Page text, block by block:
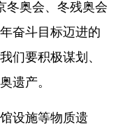
奥会、冬残奥会
奋斗目标迈进的
们要积极谋划、
遗产。
设施等物质遗